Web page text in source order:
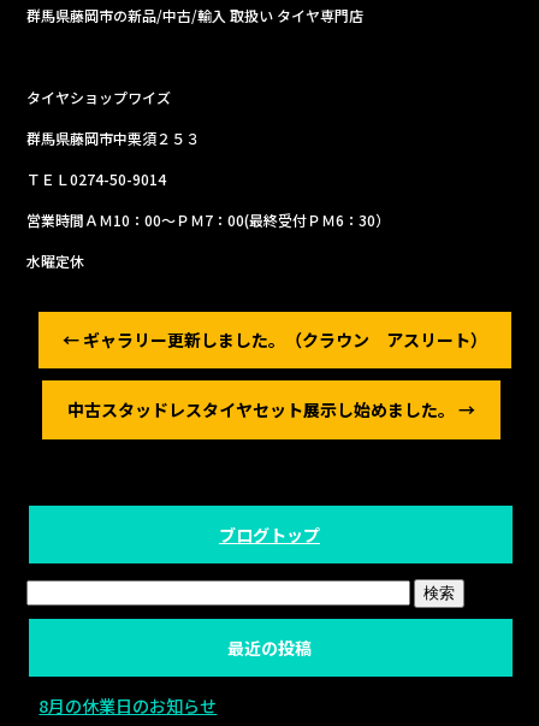
群馬県藤岡市の新品/中古/輸入 取扱い タイヤ専門店
タイヤショップワイズ
群馬県藤岡市中栗須２５３
ＴＥＬ0274-50-9014
営業時間ＡＭ10：00～ＰＭ7：00(最終受付ＰＭ6：30）
水曜定休
← ギャラリー更新しました。（クラウン アスリート）
中古スタッドレスタイヤセット展示し始めました。 →
ブログトップ
最近の投稿
8月の休業日のお知らせ